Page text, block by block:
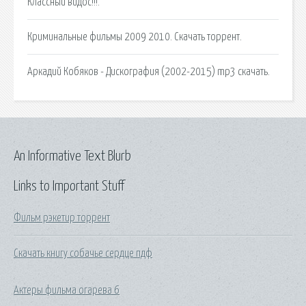
Криминальные фильмы 2009 2010. Скачать торрент.
Аркадий Кобяков - Дискография (2002-2015) mp3 скачать.
Links to Important Stuff
Фильм рэкетир торрент
Скачать книгу собачье сердце пдф
Актеры фильма огарева 6
An Informative Text Blurb